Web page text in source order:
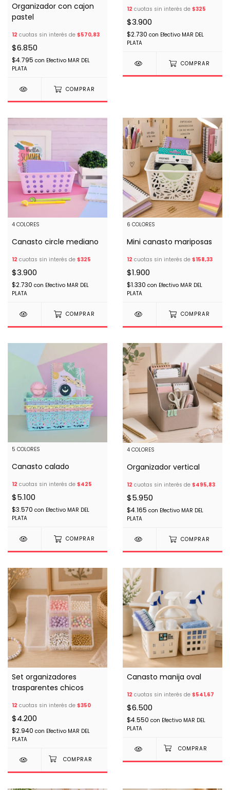
Organizador con cajon
pastel
12 cuotas sin interés de $570,83
$6.850
$4.795 con Efectivo MAR DEL
PLATA
COMPRAR
12 cuotas sin interés de $325
$3.900
$2.730 con Efectivo MAR DEL
PLATA
COMPRAR
4 COLORES
Canasto circle mediano
12 cuotas sin interés de $325
$3.900
$2.730 con Efectivo MAR DEL
PLATA
COMPRAR
6 COLORES
Mini canasto mariposas
12 cuotas sin interés de $158,33
$1.900
$1.330 con Efectivo MAR DEL
PLATA
COMPRAR
5 COLORES
Canasto calado
12 cuotas sin interés de $425
$5.100
$3.570 con Efectivo MAR DEL
PLATA
COMPRAR
4 COLORES
Organizador vertical
12 cuotas sin interés de $495,83
$5.950
$4.165 con Efectivo MAR DEL
PLATA
COMPRAR
Set organizadores
trasparentes chicos
12 cuotas sin interés de $350
$4.200
$2.940 con Efectivo MAR DEL
PLATA
Canasto manija oval
12 cuotas sin interés de $541,67
$6.500
$4.550 con Efectivo MAR DEL
PLATA